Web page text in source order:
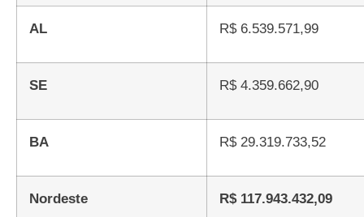
AL R$ 6.539.571,99
SE R$ 4.359.662,90
BA R$ 29.319.733,52
Nordeste R$ 117.943.432,09